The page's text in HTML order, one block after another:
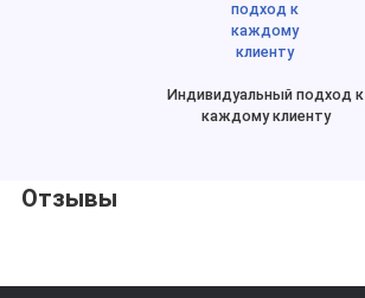
Индивидуальный подход к
каждому клиенту
Отзывы